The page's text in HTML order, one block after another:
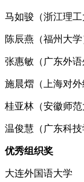
马如骏（浙江理工
陈辰燕（福州大学
张惠敏（广东外语
施晨熠（上海对外
桂亚林（安徽师范
温俊慧（广东科技
优秀组织奖
大连外国语大学